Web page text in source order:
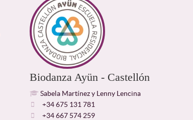
Biodanza Ayün - Castellón
Sabela Martínez y Lenny Lencina
+34 675 131 781
+34 667 574 259